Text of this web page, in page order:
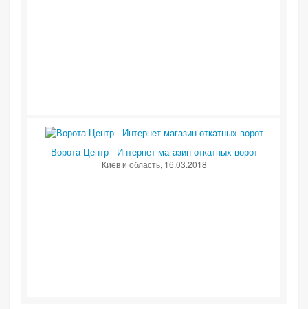
Ворота Центр - Интернет-магазин откатных ворот
Киев и область, 16.03.2018